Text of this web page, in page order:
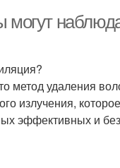
могут
метод удаления
излучения,
эффективных и